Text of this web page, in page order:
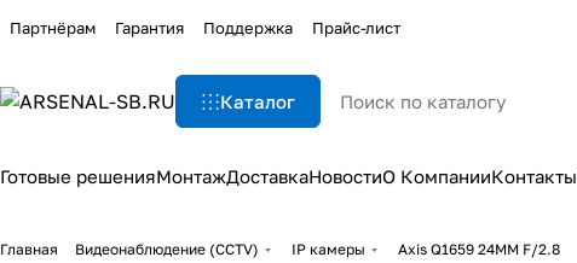
Партнёрам Гарантия Поддержка Прайс-лист
Каталог
Готовые решенияМонтажДоставкаНовостиО КомпанииКонтакты
Главная Видеонаблюдение (CCTV) IP камеры Axis Q1659 24MM F/2.8